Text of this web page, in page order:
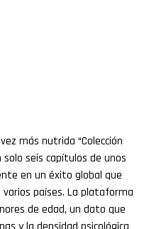
más nutrida “Colección
solo seis capítulos de unos
en un éxito global que
países. La plataforma
de edad, un dato que